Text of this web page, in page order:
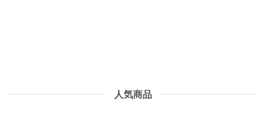
人気商品